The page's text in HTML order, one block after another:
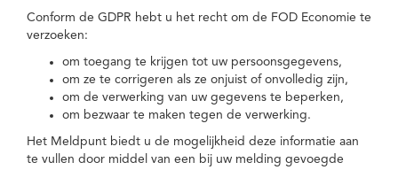
Conform de GDPR hebt u het recht om de FOD Economie te
verzoeken:
om toegang te krijgen tot uw persoonsgegevens,
om ze te corrigeren als ze onjuist of onvolledig zijn,
om de verwerking van uw gegevens te beperken,
om bezwaar te maken tegen de verwerking.
Het Meldpunt biedt u de mogelijkheid deze informatie aan
te vullen door middel van een bij uw melding gevoegde